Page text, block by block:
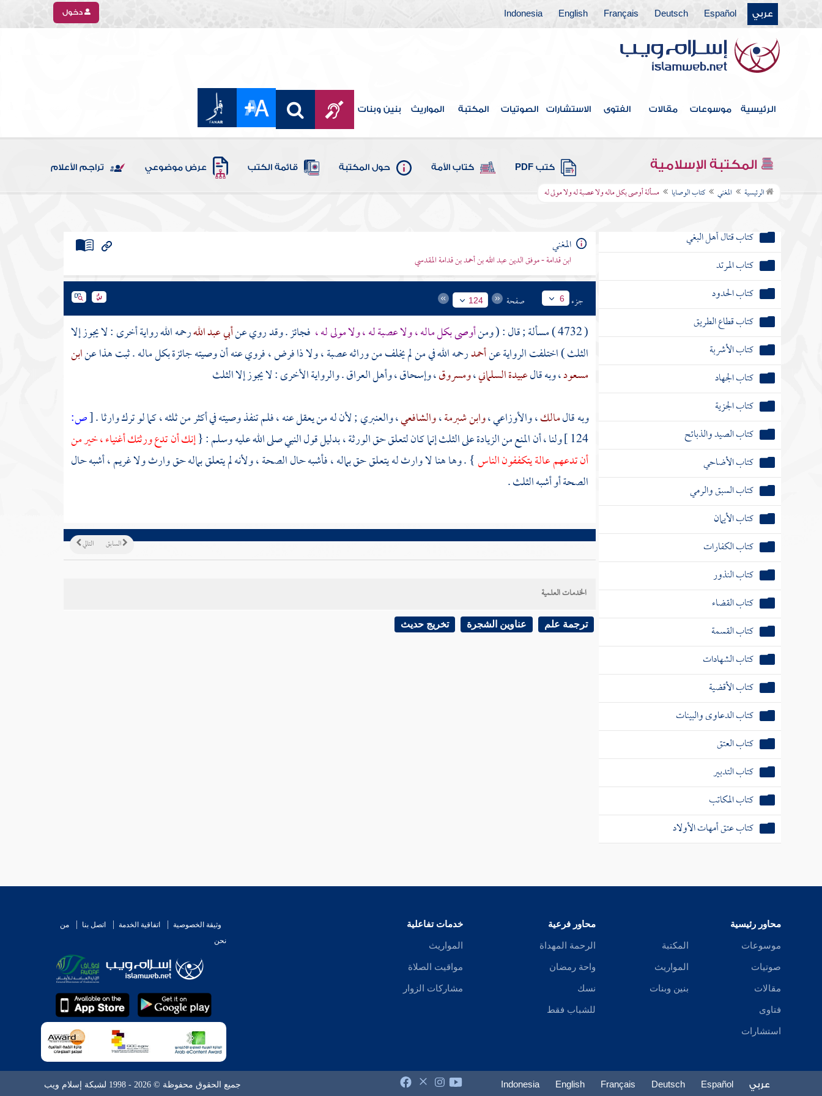
عربي Español
Deutsch
Français
English
Indonesia دخول
الرئيسية موسوعات مقالات الفتوى الاستشارات الصوتيات المكتبة المواريث بنين وبنات
المكتبة الإسلامية كتب PDF كتاب الأمة حول المكتبة قائمة الكتب عرض موضوعي تراجم الأعلام
الرئيسية المغني كتاب الوصايا مسألة أوصى بكل ماله ولا عصبة له ولا مولى له
كتاب الظهار
كتاب اللعان
كتاب العدد
باب الحال التي تجب فيها النفقة على الزوج
كتاب قتال أهل البغي
كتاب المرتد
كتاب الحدود
كتاب قطاع الطريق
كتاب الأشربة
كتاب الجهاد
كتاب الجزية
كتاب الصيد والذبائح
كتاب الأضاحي
كتاب السبق والرمي
كتاب الأيمان
كتاب الكفارات
كتاب النذور
كتاب القضاء
كتاب القسمة
كتاب الشهادات
كتاب الأقضية
كتاب الدعاوى والبينات
كتاب العتق
كتاب التدبير
كتاب المكاتب
كتاب عتق أمهات الأولاد
المغني
ابن قدامة - موفق الدين عبد الله بن أحمد بن قدامة المقدسي
جزء 6 صفحة 124
( 4732 ) مسألة ; قال : ( ومن أوصى بكل ماله ، ولا عصبة له ، ولا مولى له ، فجائز . وقد روي عنأبي عبد اللهرحمه الله رواية أخرى : لا يجوز إلا
الثلث ) اختلفت الرواية عنأحمدرحمه الله في من لم يخلف من وراثه عصبة ، ولا ذا فرض ، فروي عنه أن وصيته جائزة بكل ماله . ثبت هذا عنابن
مسعود، وبه قالعبيدة السلماني،ومسروق،وإسحاق، وأهلالعراق. والرواية الأخرى : لا يجوز إلا الثلث
وبه قالمالك،والأوزاعي،وابن شبرمة،والشافعي،والعنبري; لأن له من يعقل عنه ، فلم تنفذ وصيته في أكثر من ثلثه ، كما لو ترك وارثا .[ص:
124 ] ولنا ، أن المنع من الزيادة على الثلث إنما كان لتعلق حق الورثة ، بدليل قول النبي صلى الله عليه وسلم : {إنك أن تدع ورثتك أغنياء ، خير من
أن تدعهم عالة يتكففون الناس} . وها هنا لا وارث له يتعلق حق بماله ، فأشبه حال الصحة ، ولأنه لم يتعلق بماله حق وارث ولا غريم ، أشبه حال
الصحة أو أشبه الثلث .
التالي السابق
الخدمات العلمية
ترجمة علم عناوين الشجرة تخريج حديث
محاور رئيسية
موسوعات
صوتيات
مقالات
فتاوى
استشارات
المكتبة
المواريث
بنين وبنات
محاور فرعية
الرحمة المهداة
واحة رمضان
نسك
للشباب فقط
خدمات تفاعلية
المواريث
مواقيت الصلاة
مشاركات الزوار
وثيقة الخصوصية اتفاقية الخدمة اتصل بنا
من
نحن
عربي Español
Deutsch
Français
English
Indonesia جميع الحقوق محفوظة © 2026 - 1998 لشبكة إسلام ويب